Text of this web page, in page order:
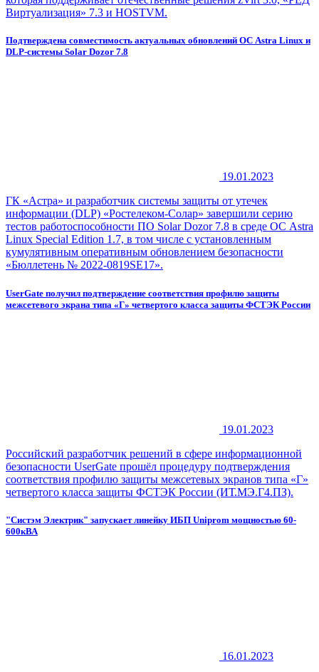
Виртуализация» 7.3 и HOSTVM.
Подтверждена совместимость актуальных обновлений ОС Astra Linux и
DLP-системы Solar Dozor 7.8
19.01.2023
ГК «Астра» и разработчик системы защиты от утечек
информации (DLP) «Ростелеком-Солар» завершили серию
тестов работоспособности ПО Solar Dozor 7.8 в среде ОС Astra
Linux Special Edition 1.7, в том числе с установленным
кумулятивным оперативным обновлением безопасности
«Бюллетень № 2022-0819SE17».
UserGate получил подтверждение соответствия профилю защиты
межсетевого экрана типа «Г» четвертого класса защиты ФСТЭК России
19.01.2023
Российский разработчик решений в сфере информационной
безопасности UserGate прошёл процедуру подтверждения
соответствия профилю защиты межсетевых экранов типа «Г»
четвертого класса защиты ФСТЭК России (ИТ.МЭ.Г4.ПЗ).
"Систэм Электрик" запускает линейку ИБП Uniprom мощностью 60-
600кВА
16.01.2023